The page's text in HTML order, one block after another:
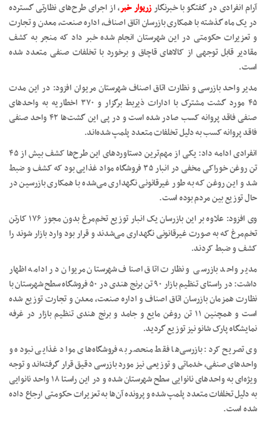
آرام انفرادی در گفتگو با خبرنگارزریوار خبر، از اجرای طرح‌های نظارتی گسترده
در یک ماه گذشته با همکاری بازرسان اتاق اصناف، اداره صنعت، معدن و تجارت
و تعزیرات حکومتی در این شهرستان انجام شده خبر داد که منجر به کشف
مقادیر قابل توجهی از کالاهای قاچاق و برخورد با تخلفات صنفی متعدد شده
است.
مدیر واحد بازرسی و نظارت اتاق اصناف شهرستان مریوان افزود: در این مدت
۴۵ مورد گشت مشترک با ادارات ذیربط برگزار و ۳۷۰ اخطاریه به واحدهای
صنفی فاقد پروانه کسب صادر شده است و در پی این گشت‌ها ۴۲ واحد صنفی
فاقد پروانه کسب به دلیل تخلفات متعدد پلمپ شده‌اند.
انفرادی ادامه داد: یکی از مهم‌ترین دستاوردهای این طرح‌ها کشف بیش از ۴۵
تن روغن خوراکی مخفی در انبار ۳۵ فروشگاه مواد غذایی بود که کشف و ضبط
شد و این روغن که به طور غیرقانونی نگهداری می‌شده با همکاری بازرسین در
حال توزیع بین مردم بوده است.
وی افزود: علاوه بر این بازرسان یک انبار توزیع تخم‌مرغ بدون مجوز ۱۷۶ کارتن
تخم‌مرغ که به صورت غیرقانونی نگهداری می‌شدند و قرار بود وارد بازار شوند را
کشف و ضبط کردند.
مدیر واحد بازرسی و نظارت اتاق اصناف شهرستان مریوان در ادامه اظهار
داشت: در راستای تنظیم بازار ۹۰ تن برنج هندی در ۵۰ فروشگاه سطح شهرستان با
نظارت همزمان بازرسان اتاق اصناف و اداره صنعت، معدن و تجارت توزیع شده
است و همچنین ۱۱ تن روغن مایع و جامد و برنج هندی تنظیم بازار در غرفه
نمایشگاه پارک شانو نیز توزیع گردید.
وی تصریح کرد: بازرسی‌ها فقط منحصر به فروشگاه‌های مواد غذایی نبوده و
واحدهای صنفی، خدماتی و توزیعی نیز مورد بازرسی دقیق قرار گرفته‌اند و توجه
ویژه‌ای به واحدهای نانوایی سطح شهرستان شده و در این راستا ۱۸ واحد نانوایی
به دلیل تخلفات متعدد پلمپ شده و پرونده آن‌ها به تعزیرات حکومتی ارجاع داده
شده است.